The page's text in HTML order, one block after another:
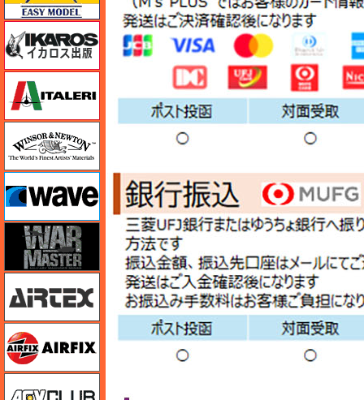
イカロス出版
ウェーブ
ウォーマスターズ
エアテックス
エアフィックス